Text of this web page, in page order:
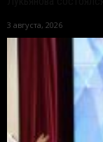
3 августа, 2026